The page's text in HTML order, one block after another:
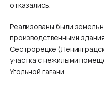
отказались.
Реализованы были
производственными
Сестрорецке
участка с нежилыми
Угольной гавани.